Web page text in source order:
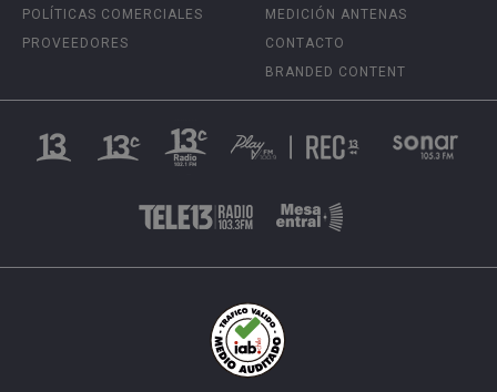
POLÍTICAS COMERCIALES
PROVEEDORES
MEDICIÓN ANTENAS
CONTACTO
BRANDED CONTENT